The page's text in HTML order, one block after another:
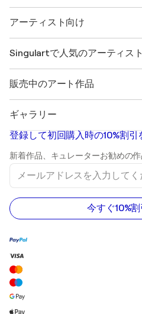
SINGULARTのギフトカード
トレードプログラムに参加
アカウント
購入者保護
+81 120-975-226
よくあるご質問
提携アーティスト
Singulart Magazine
採用
キュレーションされたオリジナ
アーティスト向け
クリエイターとしてログインす
Singulartで人気のアーティスト
Marc Chagall
Salvador Dalí
Banksy
Mr. Brainwash
Shepard Fairey
販売中のアート作品
販売中の抽象画
風景画
プリント
彫刻
アクリル画
ギャラリー
登録して初回購入時の10%割
新着作品、キュレーターお勧めの作
メ
ル
ア
ド
レ
を
力
し
て
く
だ
さ
今すぐ10%